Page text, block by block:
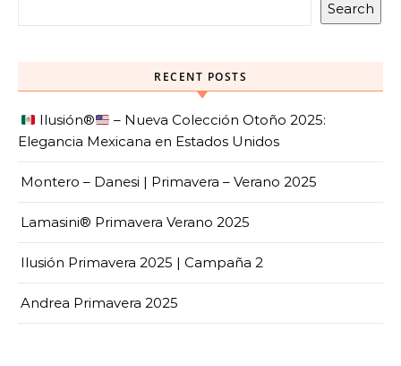
Search
RECENT POSTS
Ilusión®️
– Nueva Colección Otoño 2025:
Elegancia Mexicana en Estados Unidos
Montero – Danesi | Primavera – Verano 2025
Lamasini® Primavera Verano 2025
Ilusión Primavera 2025 | Campaña 2
Andrea Primavera 2025